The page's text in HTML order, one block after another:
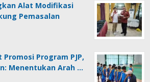
Alat Modifikasi
Pemasalan
Program PJP,
Menentukan Arah …